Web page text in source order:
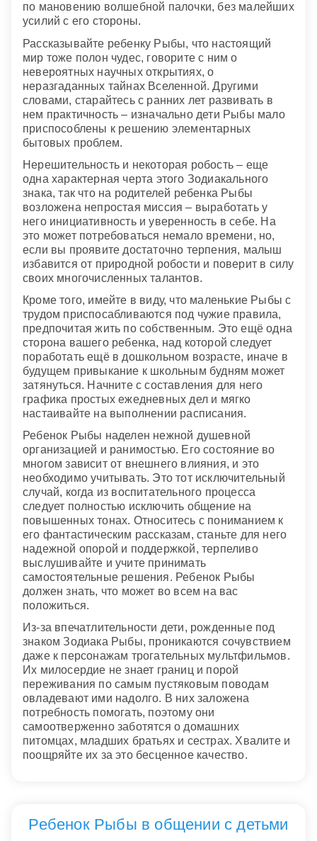
по мановению волшебной палочки, без малейших
усилий с его стороны.
Рассказывайте ребенку Рыбы, что настоящий
мир тоже полон чудес, говорите с ним о
невероятных научных открытиях, о
неразгаданных тайнах Вселенной. Другими
словами, старайтесь с ранних лет развивать в
нем практичность – изначально дети Рыбы мало
приспособлены к решению элементарных
бытовых проблем.
Нерешительность и некоторая робость – еще
одна характерная черта этого Зодиакального
знака, так что на родителей ребенка Рыбы
возложена непростая миссия – выработать у
него инициативность и уверенность в себе. На
это может потребоваться немало времени, но,
если вы проявите достаточно терпения, малыш
избавится от природной робости и поверит в силу
своих многочисленных талантов.
Кроме того, имейте в виду, что маленькие Рыбы с
трудом приспосабливаются под чужие правила,
предпочитая жить по собственным. Это ещё одна
сторона вашего ребенка, над которой следует
поработать ещё в дошкольном возрасте, иначе в
будущем привыкание к школьным будням может
затянуться. Начните с составления для него
графика простых ежедневных дел и мягко
настаивайте на выполнении расписания.
Ребенок Рыбы наделен нежной душевной
организацией и ранимостью. Его состояние во
многом зависит от внешнего влияния, и это
необходимо учитывать. Это тот исключительный
случай, когда из воспитательного процесса
следует полностью исключить общение на
повышенных тонах. Относитесь с пониманием к
его фантастическим рассказам, станьте для него
надежной опорой и поддержкой, терпеливо
выслушивайте и учите принимать
самостоятельные решения. Ребенок Рыбы
должен знать, что может во всем на вас
положиться.
Из-за впечатлительности дети, рожденные под
знаком Зодиака Рыбы, проникаются сочувствием
даже к персонажам трогательных мультфильмов.
Их милосердие не знает границ и порой
переживания по самым пустяковым поводам
овладевают ими надолго. В них заложена
потребность помогать, поэтому они
самоотверженно заботятся о домашних
питомцах, младших братьях и сестрах. Хвалите и
поощряйте их за это бесценное качество.
Ребенок Рыбы в общении с детьми